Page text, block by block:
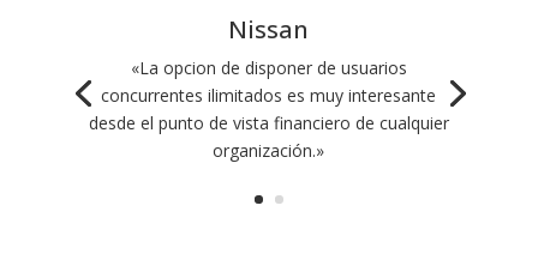
Nissan
«La opcion de disponer de usuarios
concurrentes ilimitados es muy interesante
desde el punto de vista financiero de cualquier
organización.»